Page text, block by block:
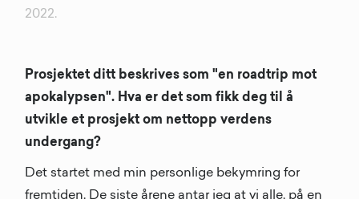
2022.
Prosjektet ditt beskrives som "en roadtrip mot
apokalypsen". Hva er det som fikk deg til å
utvikle et prosjekt om nettopp verdens
undergang?
Det startet med min personlige bekymring for
fremtiden. De siste årene antar jeg at vi alle, på en